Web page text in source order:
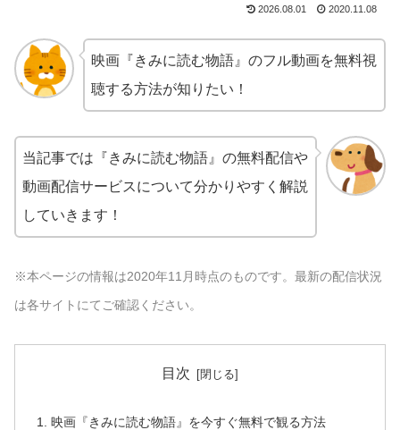
2026.08.01 2020.11.08
映画『きみに読む物語』のフル動画を無料視
聴する方法が知りたい！
当記事では『きみに読む物語』の無料配信や
動画配信サービスについて分かりやすく解説
していきます！
※本ページの情報は2020年11月時点のものです。最新の配信状況
は各サイトにてご確認ください。
目次
映画『きみに読む物語』を今すぐ無料で観る方法